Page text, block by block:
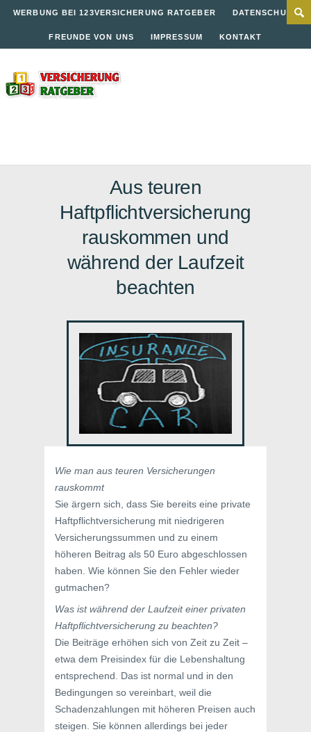
WERBUNG BEI 123VERSICHERUNG RATGEBER DATENSCHUTZ
FREUNDE VON UNS IMPRESSUM KONTAKT
Aus teuren
Haftpflichtversicherung
rauskommen und
während der Laufzeit
beachten
Wie man aus teuren Versicherungen
rauskommt
Sie ärgern sich, dass Sie bereits eine private
Haftpflichtversicherung mit niedrigeren
Versicherungssummen und zu einem
höheren Beitrag als 50 Euro abgeschlossen
haben. Wie können Sie den Fehler wieder
gutmachen?
Was ist während der Laufzeit einer privaten
Haftpflichtversicherung zu beachten?
Die Beiträge erhöhen sich von Zeit zu Zeit –
etwa dem Preisindex für die Lebenshaltung
entsprechend. Das ist normal und in den
Bedingungen so vereinbart, weil die
Schadenzahlungen mit höheren Preisen auch
steigen. Sie können allerdings bei jeder